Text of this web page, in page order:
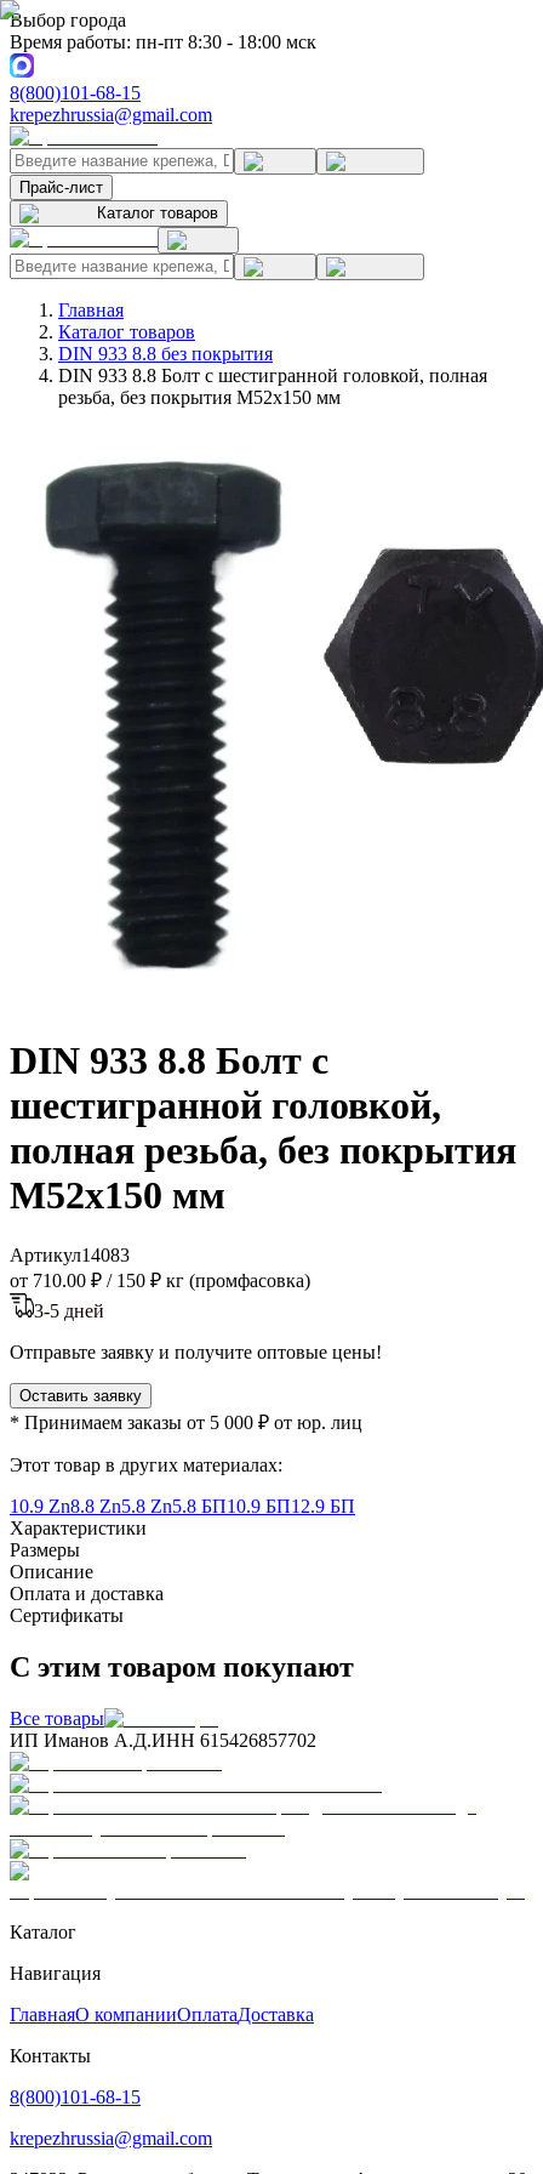
Выбор города
Время работы: пн-пт 8:30 - 18:00 мск
8(800)101-68-15
krepezhrussia@gmail.com
Прайс-лист
Каталог товаров
Главная
Каталог товаров
DIN 933 8.8 без покрытия
DIN 933 8.8 Болт с шестигранной головкой, полная
резьба, без покрытия M52x150 мм
DIN 933 8.8 Болт с
шестигранной головкой,
полная резьба, без покрытия
M52x150 мм
Артикул14083
от 710.00 ₽ / 150 ₽ кг (промфасовка)
3-5 дней
Отправьте заявку и получите оптовые цены!
Оставить заявку
* Принимаем заказы от 5 000 ₽ от юр. лиц
Этот товар в других материалах:
10.9 Zn8.8 Zn5.8 Zn5.8 БП10.9 БП12.9 БП
Характеристики
Размеры
Описание
Оплата и доставка
Сертификаты
С этим товаром покупают
Все товары
ИП Иманов А.Д.ИНН 615426857702
Каталог
Навигация
ГлавнаяО компанииОплатаДоставка
Контакты
8(800)101-68-15
krepezhrussia@gmail.com